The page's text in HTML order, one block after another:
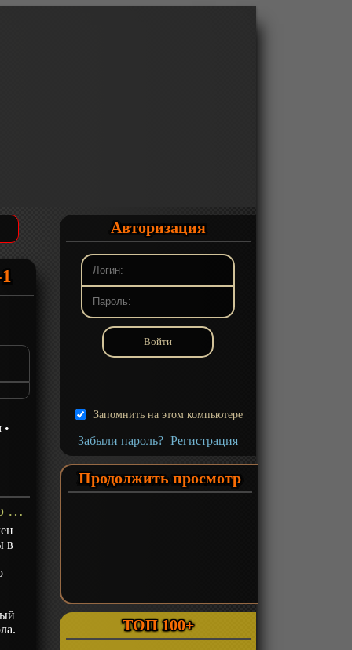
•
«Раб спецотряда демонического города» ТВ-1 - описание
в
Авторизация
Запомнить на этом компьютере
Забыли пароль? Регистрация
Продолжить просмотр
ТОП 100+